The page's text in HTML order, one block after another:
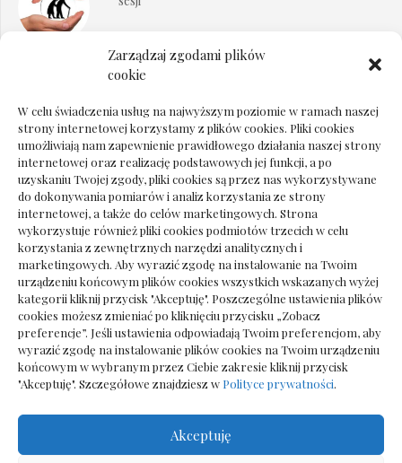
Zarządzaj zgodami plików
cookie
W celu świadczenia usług na najwyższym poziomie w ramach naszej
strony internetowej korzystamy z plików cookies. Pliki cookies
umożliwiają nam zapewnienie prawidłowego działania naszej strony
internetowej oraz realizację podstawowych jej funkcji, a po
uzyskaniu Twojej zgody, pliki cookies są przez nas wykorzystywane
do dokonywania pomiarów i analiz korzystania ze strony
internetowej, a także do celów marketingowych. Strona
wykorzystuje również pliki cookies podmiotów trzecich w celu
korzystania z zewnętrznych narzędzi analitycznych i
marketingowych. Aby wyrazić zgodę na instalowanie na Twoim
urządzeniu końcowym plików cookies wszystkich wskazanych wyżej
kategorii kliknij przycisk "Akceptuję". Poszczególne ustawienia plików
cookies możesz zmieniać po kliknięciu przycisku „Zobacz
preferencje”. Jeśli ustawienia odpowiadają Twoim preferencjom, aby
wyrazić zgodę na instalowanie plików cookies na Twoim urządzeniu
końcowym w wybranym przez Ciebie zakresie kliknij przycisk
"Akceptuję". Szczegółowe znajdziesz w Polityce prywatności.
Akceptuję
Dokumenty do odbioru przy zmianie biura
Deska podłogowa do salonu: jak wybrać bez
pośpiechu